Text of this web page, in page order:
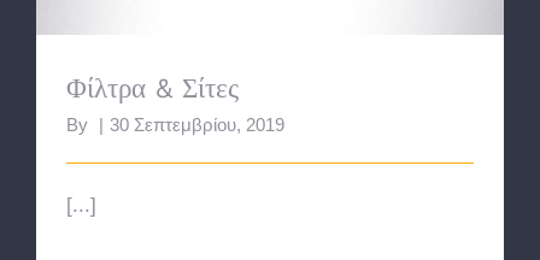
Φίλτρα & Σίτες
By 30 Σεπτεμβρίου, 2019
[...]